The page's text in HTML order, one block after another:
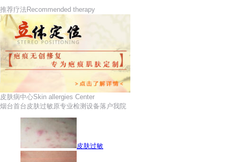
推荐疗法Recommended therapy
皮肤病中心Skin allergies Center
烟台首台皮肤过敏原专业检测设备落户我院
皮肤过敏